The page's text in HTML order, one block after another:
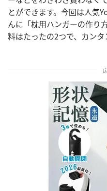
とができます。今回は人気
んに「枕用ハンガーの作り
料はたったの2つで、カンタ